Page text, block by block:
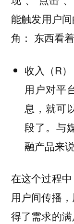
能触发用户
角： 东西看
收入（R
用户对平
息，就可
段了。与
融产品来
在这个过程
用户间传播
得了需求的